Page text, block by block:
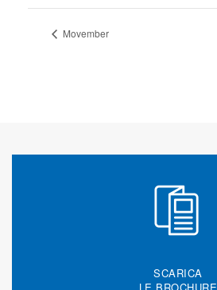
Movember
SCARICA